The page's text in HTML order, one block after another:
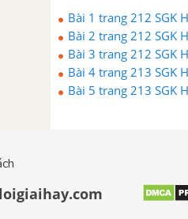
Bài 1 trang 212 SGK
Bài 2 trang 212 SGK
Bài 3 trang 212 SGK
Bài 4 trang 213 SGK
Bài 5 trang 213 SGK